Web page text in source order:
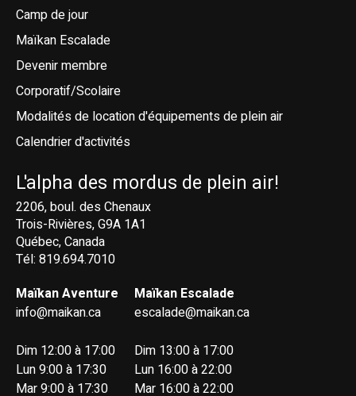
Camp de jour
Maïkan Escalade
Devenir membre
Corporatif/Scolaire
Modalités de location d'équipements de plein air
Calendrier d'activités
L'alpha des mordus de plein air!
2206, boul. des Chenaux
Trois-Rivières, G9A 1A1
Québec, Canada
Tél: 819.694.7010
Maïkan Aventure
info@maikan.ca
Dim 12:00 à 17:00
Lun 9:00 à 17:30
Mar 9:00 à 17:30
Maïkan Escalade
escalade@maikan.ca
Dim 13:00 à 17:00
Lun 16:00 à 22:00
Mar 16:00 à 22:00